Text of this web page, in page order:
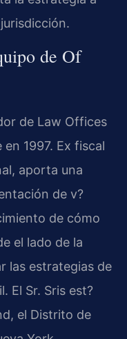
de Of
de Law Offices
1997. Ex fiscal
aporta una
de v?
de cómo
el lado de la
las estrategias de
El Sr. Sris est?
el Distrito de